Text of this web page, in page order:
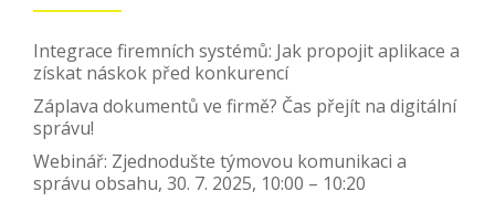
Integrace firemních systémů: Jak propojit aplikace a
získat náskok před konkurencí
Záplava dokumentů ve firmě? Čas přejít na digitální
správu!
Webinář: Zjednodušte týmovou komunikaci a
správu obsahu, 30. 7. 2025, 10:00 – 10:20